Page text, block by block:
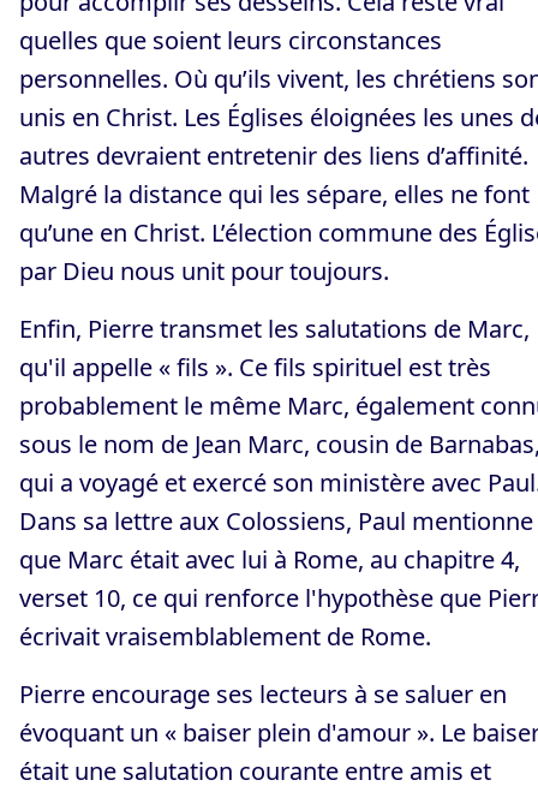
quelles que soient leurs circonstances
personnelles. Où qu’ils vivent, les chrétiens
unis en Christ. Les Églises éloignées les unes
autres devraient entretenir des liens d’affinité.
Malgré la distance qui les sépare, elles ne font
qu’une en Christ. L’élection commune des
par Dieu nous unit pour toujours.
Enfin, Pierre transmet les salutations de Marc,
qu'il appelle « fils ». Ce fils spirituel est très
probablement le même Marc, également
sous le nom de Jean Marc, cousin de
qui a voyagé et exercé son ministère avec
Dans sa lettre aux Colossiens, Paul mentionne
que Marc était avec lui à Rome, au chapitre 4,
verset 10, ce qui renforce l'hypothèse que
écrivait vraisemblablement de Rome.
Pierre encourage ses lecteurs à se saluer en
évoquant un « baiser plein d'amour ». Le
était une salutation courante entre amis et